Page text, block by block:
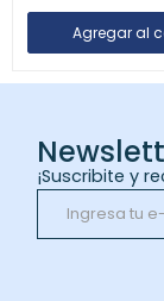
¡Suscribite y